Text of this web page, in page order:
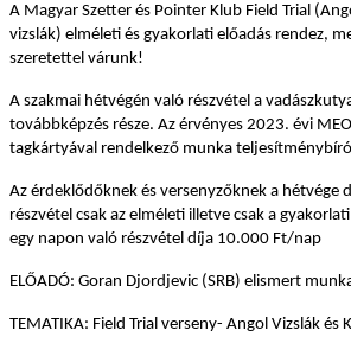
A Magyar Szetter és Pointer Klub Field Trial
vizslák) elméleti és gyakorlati előadás rendez,
szeretettel várunk!
A szakmai hétvégén való részvétel a
továbbképzés része. Az érvényes 2023. évi
tagkártyával rendelkező munka
Az érdeklődőknek és versenyzőknek a hétvége
részvétel csak az elméleti illetve csak a
egy napon való részvétel díja 10.000 Ft/nap
ELŐADÓ: Goran Djordjevic (SRB) elismert
TEMATIKA: Field Trial verseny- Angol Vizslák és